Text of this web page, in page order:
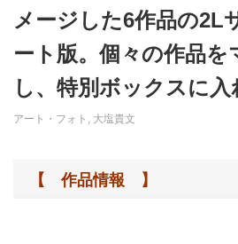
メージした6作品の2L
ート版。個々の作品を
し、特別ボックスに入
アート・フォト , 大塩貴文
【 作品情報 】